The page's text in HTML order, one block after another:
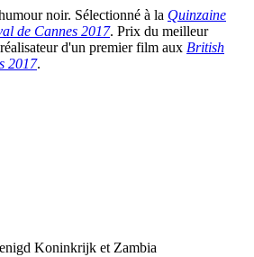
noir. Sélectionné à la Quinzaine
de Cannes 2017. Prix du meilleur
d'un premier film aux British
2017.
Koninkrijk et Zambia